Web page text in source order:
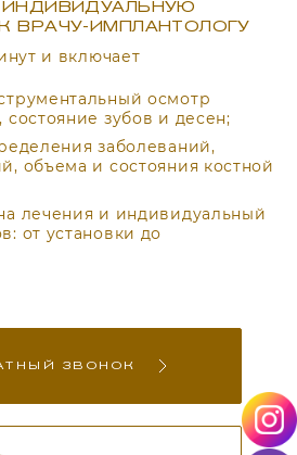
ВРАЧУ-ИМПЛАНТОЛОГУ
и включает
осмотр
состояние зубов и десен;
заболеваний,
объема и состояния костной
лечения и индивидуальный
от установки до
ЗВОНОК